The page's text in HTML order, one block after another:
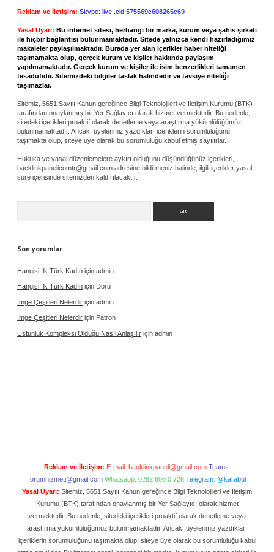
Reklam ve İletişim: Skype: live:.cid.575569c608265c69
Yasal Uyarı: Bu internet sitesi, herhangi bir marka, kurum veya şahıs şirketi
ile hiçbir bağlantısı bulunmamaktadır. Sitede yalnızca kendi hazırladığımız
makaleler paylaşılmaktadır. Burada yer alan içerikler haber niteliği
taşımamakta olup, gerçek kurum ve kişiler hakkında paylaşım
yapılmamaktadır. Gerçek kurum ve kişiler ile isim benzerlikleri tamamen
tesadüfidir. Sitemizdeki bilgiler taslak halindedir ve tavsiye niteliği
taşımazlar.
Sitemiz, 5651 Sayılı Kanun gereğince Bilgi Teknolojileri ve İletişim Kurumu (BTK)
tarafından onaylanmış bir Yer Sağlayıcı olarak hizmet vermektedir. Bu nedenle,
sitedeki içerikleri proaktif olarak denetleme veya araştırma yükümlülüğümüz
bulunmamaktadır. Ancak, üyelerimiz yazdıkları içeriklerin sorumluluğunu
taşımakta olup, siteye üye olarak bu sorumluluğu kabul etmiş sayılırlar.
Hukuka ve yasal düzenlemelere aykırı olduğunu düşündüğünüz içerikleri,
backlinkpanelicomtr@gmail.com adresine bildirmeniz halinde, ilgili içerikler yasal
süre içerisinde sitemizden kaldırılacaktır.
Son yorumlar
Hangisi Ilk Türk Kadın için admin
Hangisi Ilk Türk Kadın için Doru
Imge Çeşitleri Nelerdir için admin
Imge Çeşitleri Nelerdir için Patron
Üstünlük Kompleksi Olduğu Nasıl Anlaşılır için admin
Reklam ve İletişim: E-mail: backlinkpaneli@gmail.com Teams:
forumhizmeti@gmail.com Whatsapp: 0262 606 0 726 Telegram: @karabul
Yasal Uyarı: Sitemiz, 5651 Sayılı Kanun gereğince Bilgi Teknolojileri ve İletişim
Kurumu (BTK) tarafından onaylanmış bir Yer Sağlayıcı olarak hizmet
vermektedir. Bu nedenle, sitedeki içerikleri proaktif olarak denetleme veya
araştırma yükümlülüğümüz bulunmamaktadır. Ancak, üyelerimiz yazdıkları
içeriklerin sorumluluğunu taşımakta olup, siteye üye olarak bu sorumluluğu kabul